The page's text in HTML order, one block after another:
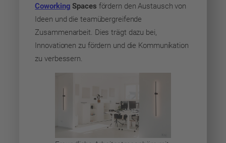
Coworking Spaces fördern den Austausch von
Ideen und die teamübergreifende
Zusammenarbeit. Dies trägt dazu bei,
Innovationen zu fördern und die Kommunikation
zu verbessern.